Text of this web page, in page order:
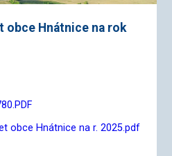
obce Hnátnice na rok
obce Hnátnice na r. 2025.pdf